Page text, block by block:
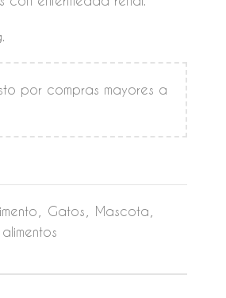
por compras mayores a
Gatos Mascota